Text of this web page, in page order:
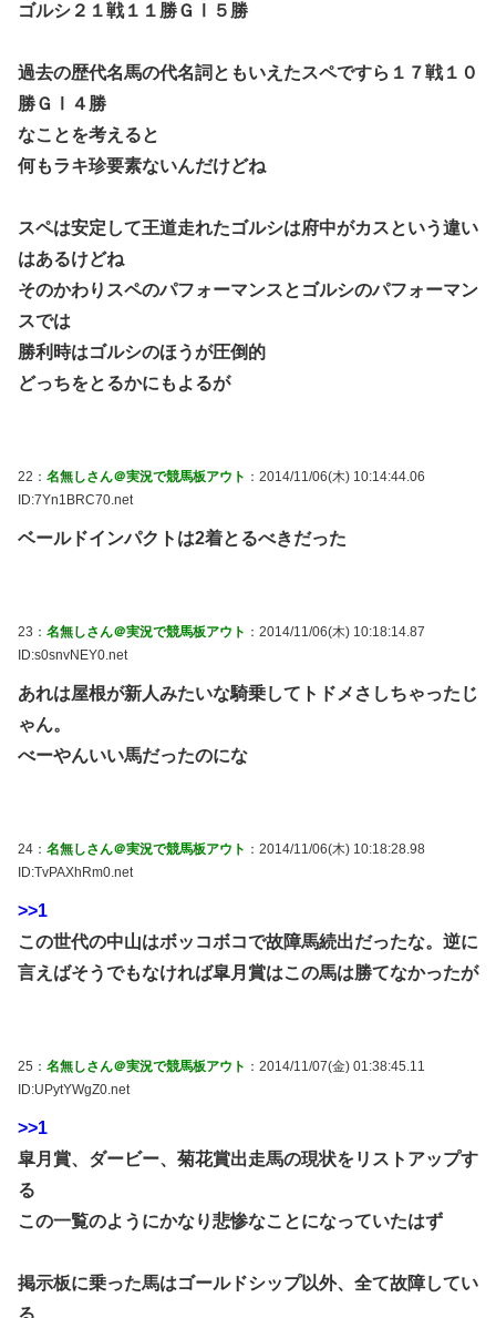
ゴルシ２１戦１１勝ＧⅠ５勝
過去の歴代名馬の代名詞ともいえたスペですら１７戦１０
勝ＧⅠ４勝
なことを考えると
何もラキ珍要素ないんだけどね
スペは安定して王道走れたゴルシは府中がカスという違い
はあるけどね
そのかわりスペのパフォーマンスとゴルシのパフォーマン
スでは
勝利時はゴルシのほうが圧倒的
どっちをとるかにもよるが
22： 名無しさん＠実況で競馬板アウト ：2014/11/06(木) 10:14:44.06
ID:7Yn1BRC70.net
ベールドインパクトは2着とるべきだった
23： 名無しさん＠実況で競馬板アウト ：2014/11/06(木) 10:18:14.87
ID:s0snvNEY0.net
あれは屋根が新人みたいな騎乗してトドメさしちゃったじ
ゃん。
べーやんいい馬だったのにな
24： 名無しさん＠実況で競馬板アウト ：2014/11/06(木) 10:18:28.98
ID:TvPAXhRm0.net
>>1
この世代の中山はボッコボコで故障馬続出だったな。逆に
言えばそうでもなければ皐月賞はこの馬は勝てなかったが
25： 名無しさん＠実況で競馬板アウト ：2014/11/07(金) 01:38:45.11
ID:UPytYWgZ0.net
>>1
皐月賞、ダービー、菊花賞出走馬の現状をリストアップす
る
この一覧のようにかなり悲惨なことになっていたはず
掲示板に乗った馬はゴールドシップ以外、全て故障してい